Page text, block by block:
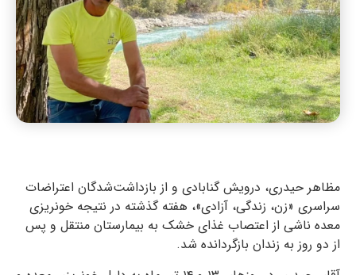
مظاهر حیدری، درویش گنابادی و از بازداشت‌شدگان اعتراضات
سراسری «زن، زندگی، آزادی»، هفته گذشته در نتیجه خونریزی
معده ناشی از اعتصاب غذای خشک به بیمارستان منتقل و پس
از دو روز به زندان بازگردانده شد.